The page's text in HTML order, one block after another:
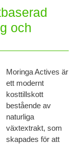
och
Moringa Actives är
ett modernt
kosttillskott
bestående av
naturliga
växtextrakt, som
skapades för att